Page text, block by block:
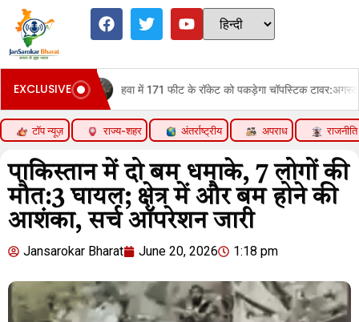
EXCLUSIVEहवा में 171 फीट के रॉकेट को पकड़ेगा चॉपस्टिक टावर:अगस्त में स्टारशिप का
टॉप न्यूज़ राज्य-शहर अंतर्राष्ट्रीय अपराध राजनीति
पाकिस्तान में दो बम धमाके, 7 लोगों की
मौत:3 घायल; क्षेत्र में और बम होने की
आशंका, सर्च ऑपरेशन जारी
Jansarokar Bharat June 20, 2026 1:18 pm